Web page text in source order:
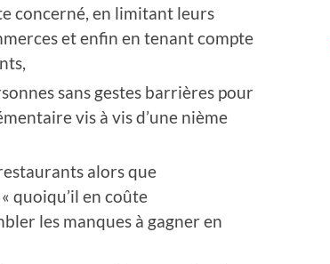
concerné, en limitant leurs
et enfin en tenant compte
sans gestes barrières pour
vis à vis d’une nième
alors que
quoiqu’il en coûte
les manques à gagner en